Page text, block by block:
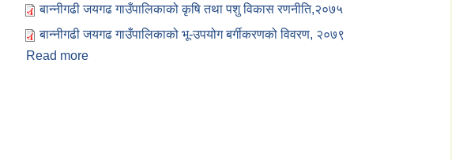
बान्नीगढी जयगढ गाउँपालिकाको कृषि तथा पशु विकास रणनीति,२०७५
बान्नीगढी जयगढ गाउँपालिकाको भू-उपयोग बर्गीकरणको विवरण, २०७९
Read more